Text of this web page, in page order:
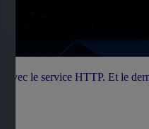
avec le service HTTP. Et le